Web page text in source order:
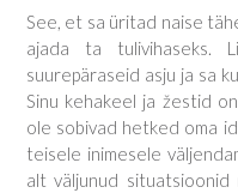
See, et sa üritad naise
ajada ta tulivihaseks.
suurepäraseid asju ja sa
Sinu kehakeel ja žestid
ole sobivad hetked oma
teisele inimesele
alt väljunud